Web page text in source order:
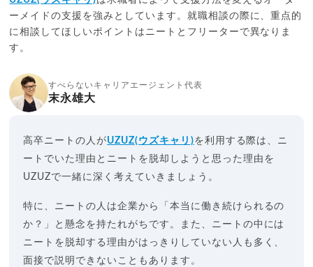
ーメイドの支援を強みとしています。就職相談の際に、重点的
に相談してほしいポイントはニートとフリーターで異なりま
す。
すべらないキャリアエージェント代表
末永雄大
高卒ニートの人がUZUZ(ウズキャリ)を利用する際は、ニ
ートでいた理由とニートを脱却しようと思った理由を
UZUZで一緒に深く考えていきましょう。
特に、ニートの人は企業から「本当に働き続けられるの
か？」と懸念を持たれがちです。また、ニートの中には
ニートを脱却する理由がはっきりしていない人も多く、
面接で説明できないこともあります。